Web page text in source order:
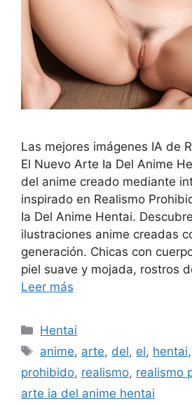
Las mejores imágenes IA de
El Nuevo Arte Ia Del Anime
del anime creado mediante
inspirado en Realismo
Ia Del Anime Hentai.
ilustraciones anime creadas
generación. Chicas con
piel suave y mojada, rostros
Leer más
Categorías
Hentai
Etiquetas
anime, arte, del, el, hentai,
prohibido, realismo, realismo
arte ia del anime hentai